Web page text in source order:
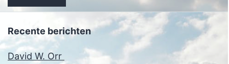
Recente berichten
David W. Orr